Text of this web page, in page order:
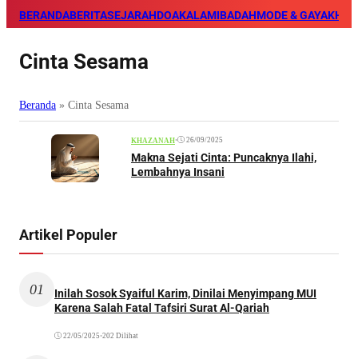
BERANDABERITASEJARAHDOAKALAMIBADAHMODE & GAYA
Cinta Sesama
Beranda » Cinta Sesama
KHAZANAH• 26/09/2025
Makna Sejati Cinta: Puncaknya Ilahi,
Lembahnya Insani
Artikel Populer
01
Inilah Sosok Syaiful Karim, Dinilai Menyimpang MUI
Karena Salah Fatal Tafsiri Surat Al-Qariah
22/05/2025 •202 Dilihat